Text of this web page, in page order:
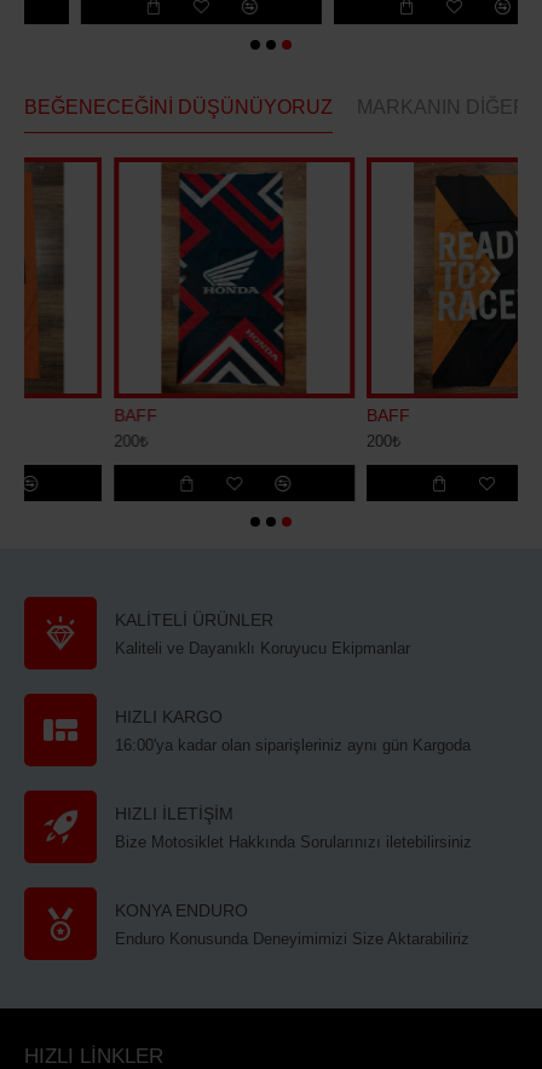
BEĞENECEĞINI DÜŞÜNÜYORUZ MARKANIN
KALİTELİ ÜRÜNLER
Kaliteli ve Dayanıklı Koruyucu Ekipmanlar
HIZLI KARGO
16:00'ya kadar olan siparişleriniz aynı gün Kargoda
HIZLI İLETİŞİM
Bize Motosiklet Hakkında Sorularınızı iletebilirsiniz
KONYA ENDURO
Enduro Konusunda Deneyimimizi Size Aktarabiliriz
HIZLI LİNKLER